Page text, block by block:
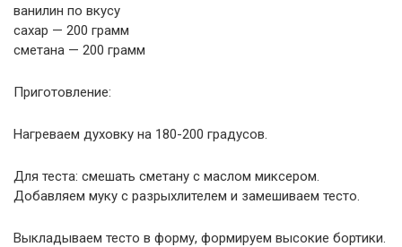
ванилин по вкусу
сахар — 200 грамм
сметана — 200 грамм
Приготовление:
Нагреваем духовку на 180-200 градусов.
Для теста: смешать сметану с маслом миксером.
Добавляем муку с разрыхлителем и замешиваем тесто.
Выкладываем тесто в форму, формируем высокие бортики.